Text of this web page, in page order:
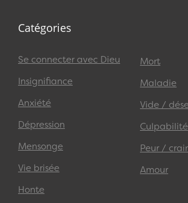
Catégories
Se connecter avec Dieu
Insignifiance
Anxiété
Dépression
Mensonge
Vie brisée
Honte
Mort
Maladie
Vide /
Culpabilité
Peur /
Amour